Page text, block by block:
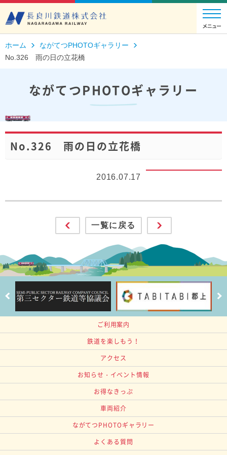
ホーム
ながてつPHOTOギャラリー
No.326 雨の日の立花橋
ながてつPHOTOギャラリー
No.326 雨の日の立花橋
2016.07.17
一覧に戻る
ご利用案内
鉄道を楽しもう！
アクセス
お知らせ・イベント情報
お得なきっぷ
車両紹介
ながてつPHOTOギャラリー
よくある質問